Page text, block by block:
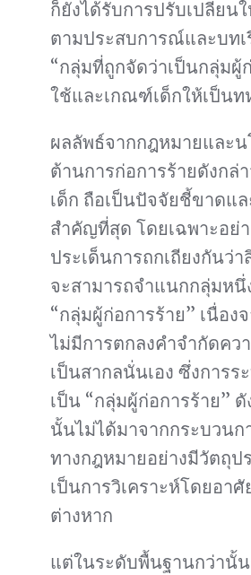
ก็ยังได้รับการปรับเปลี่ยน
ตามประสบการณ์และบทเ
“กลุ่มที่ถูกจัดว่าเป็นกลุ่มผู้
ใช้และเกณฑ์เด็กให้เป็นท
ผลลัพธ์จากกฎหมายและ
ต้านการก่อการร้ายดังกล่
เด็ก ถือเป็นปัจจัยชี้ขาดแ
สำคัญที่สุด โดยเฉพาะอย่
ประเด็นการถกเถียงกันว่
จะสามารถจำแนกกลุ่มหนึ่
“กลุ่มผู้ก่อการร้าย” เนื่อ
ไม่มีการตกลงคำจำกัดคว
เป็นสากลนั่นเอง ซึ่งการร
เป็น “กลุ่มผู้ก่อการร้าย”
นั้นไม่ได้มาจากกระบวนก
ทางกฎหมายอย่างมีวัตถุป
เป็นการวิเคราะห์โดยอาศั
ต่างหาก
แต่ในระดับพื้นฐานกว่านั้